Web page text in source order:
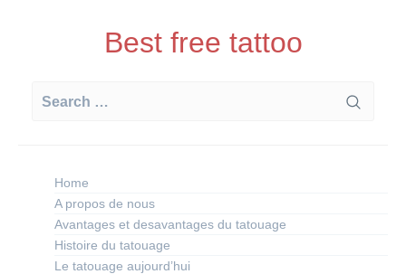
Best free tattoo
for:
Home
A propos de nous
Avantages et desavantages du tatouage
Histoire du tatouage
Le tatouage aujourd’hui